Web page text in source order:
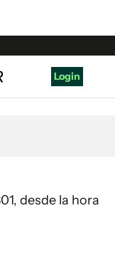
Login
desde la hora